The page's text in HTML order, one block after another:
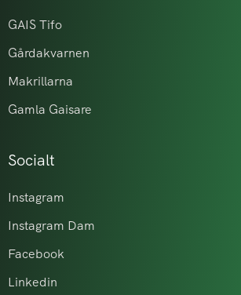
GAIS Tifo
Gårdakvarnen
Makrillarna
Gamla Gaisare
Socialt
Instagram
Instagram Dam
Facebook
Linkedin